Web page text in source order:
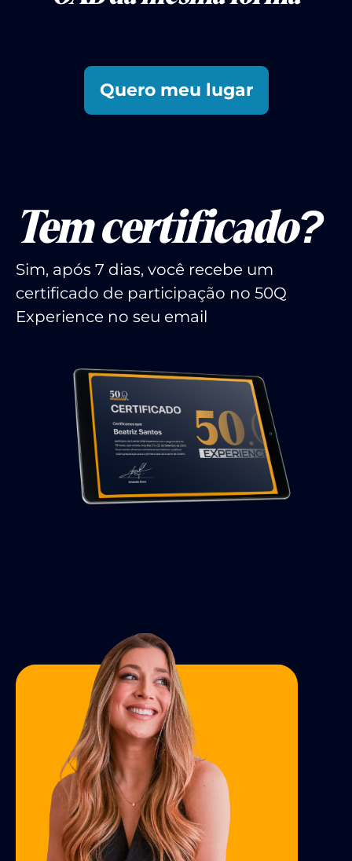
Quero meu lugar
Tem certificado?
Sim, após 7 dias, você recebe um
certificado de participação no 50Q
Experience no seu email